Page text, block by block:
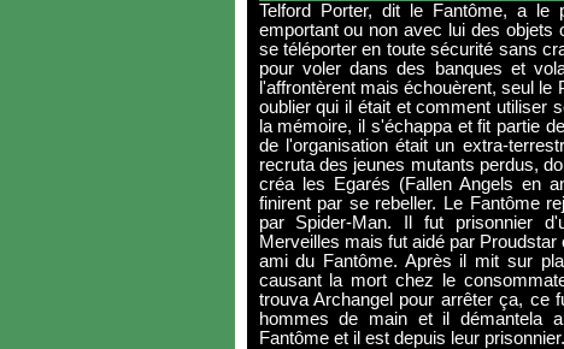
Telford Porter, dit le Fantôme, a le
emportant ou non avec lui des
se téléporter en toute sécurité sans
pour voler dans des banques et
l'affrontèrent mais échouèrent, seul
oublier qui il était et comment utiliser
la mémoire, il s'échappa et fit partie
de l'organisation était un extra-
recruta des jeunes mutants perdus,
créa les Egarés (Fallen Angels en
finirent par se rebeller. Le Fantôme
par Spider-Man. Il fut prisonnier
Merveilles mais fut aidé par
ami du Fantôme. Après il mit sur
causant la mort chez le
trouva Archangel pour arrêter ça, ce
hommes de main et il démantela
Fantôme et il est depuis leur prisonnier.